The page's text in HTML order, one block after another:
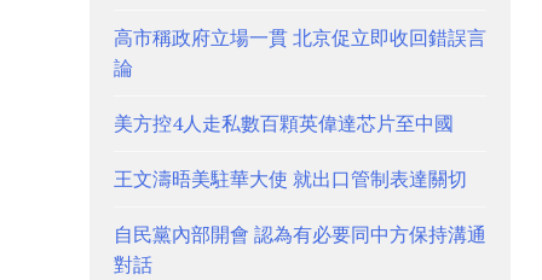
高市稱政府立場一貫 北京促立即收回錯誤言
論
美方控4人走私數百顆英偉達芯片至中國
王文濤晤美駐華大使 就出口管制表達關切
自民黨內部開會 認為有必要同中方保持溝通
對話